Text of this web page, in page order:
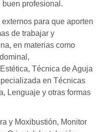
profesional.
para que aporten
de trabajar y
en materias como
Técnica de Aguja
en Técnicas
Lenguaje y otras formas
y Moxibustión, Monitor